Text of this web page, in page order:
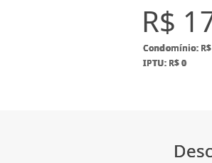
R$
Condomínio:
IPTU: R$ 0